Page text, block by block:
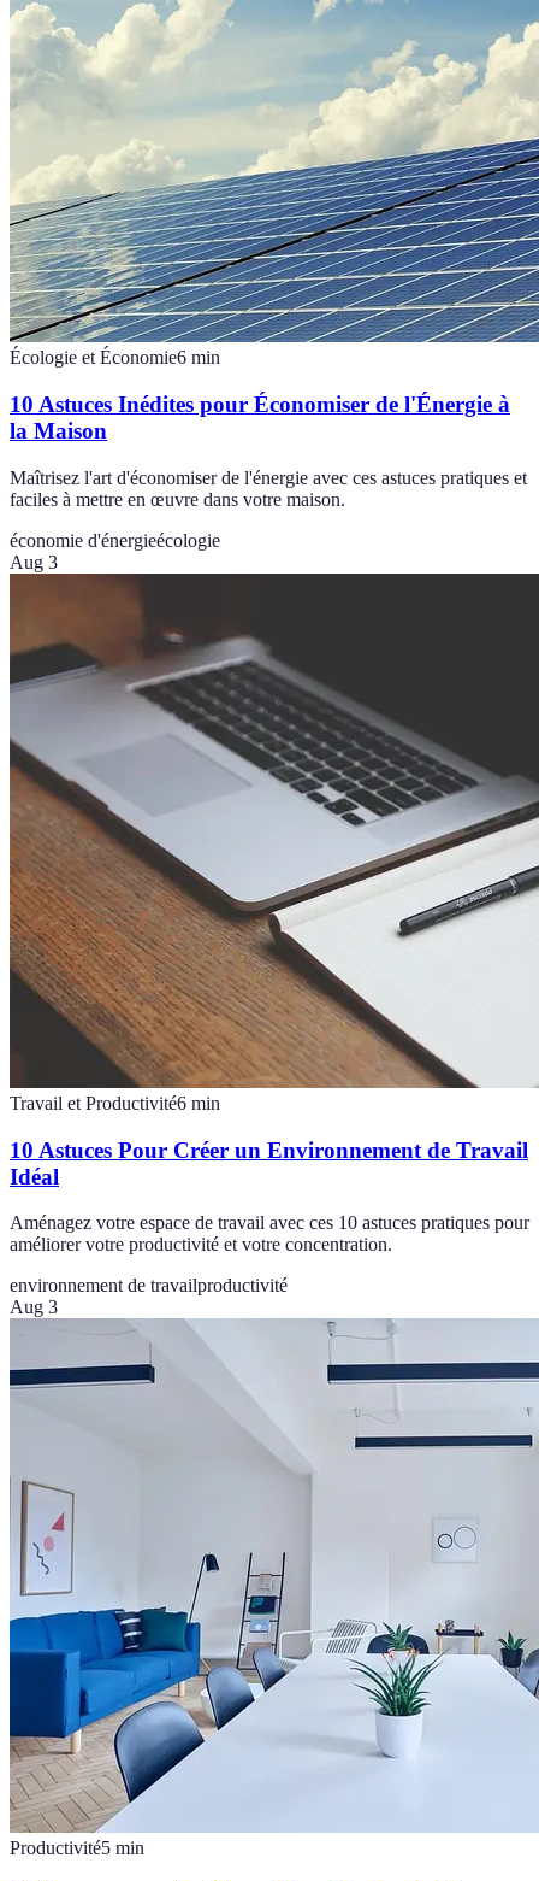
Écologie et Économie6 min
10 Astuces Inédites pour Économiser de l'Énergie à
la Maison
Maîtrisez l'art d'économiser de l'énergie avec ces astuces pratiques et
faciles à mettre en œuvre dans votre maison.
économie d'énergieécologie
Aug 3
Travail et Productivité6 min
10 Astuces Pour Créer un Environnement de Travail
Idéal
Aménagez votre espace de travail avec ces 10 astuces pratiques pour
améliorer votre productivité et votre concentration.
environnement de travailproductivité
Aug 3
Productivité5 min